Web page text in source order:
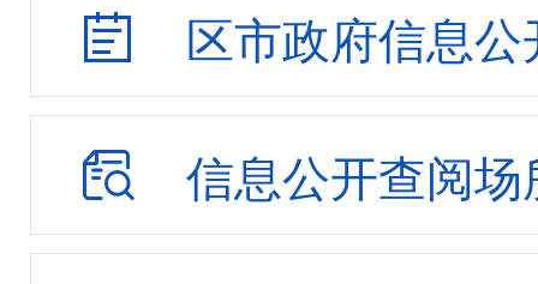
区市政府信息公
信息公开查阅场